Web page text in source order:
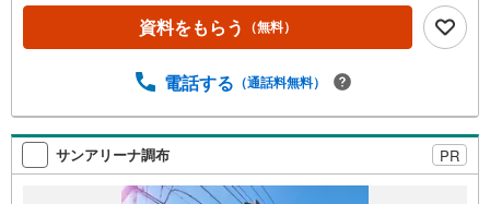
あわせることで、お客様ひとりひとりにあった健康的な暮
らしをお届けし、人生が「プラス」の方向に進んでいくお
入頂く物件には原則設備保証がついております。（オプシ
白馬建設の専門スタッフにより追加リフォームまでご相談
頂けます。
資料をもらう （無料）
電話する （通話料無料）
サンアリーナ調布 PR